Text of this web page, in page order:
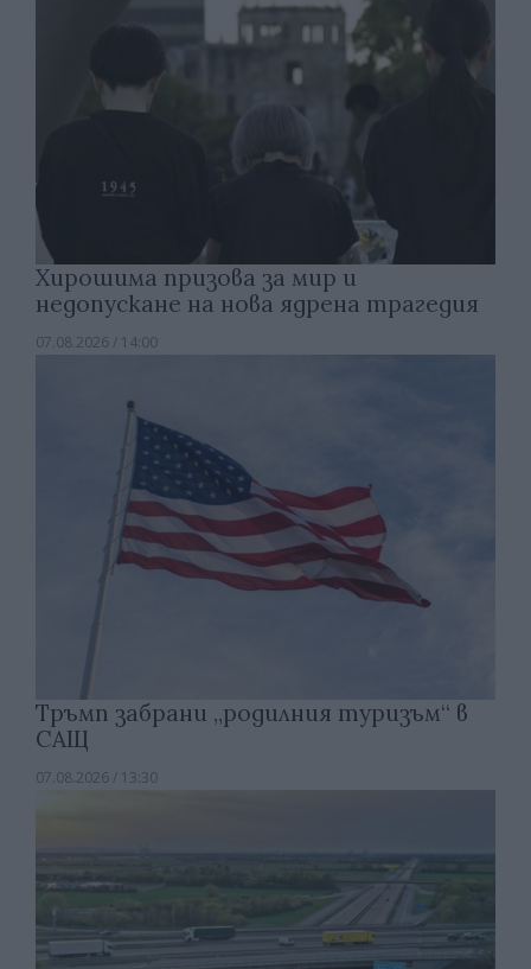
Хирошима призова за мир и
недопускане на нова ядрена трагедия
07.08.2026 / 14:00
Тръмп забрани „родилния туризъм“ в
САЩ
07.08.2026 / 13:30